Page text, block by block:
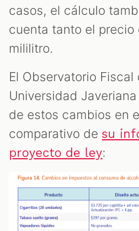
casos, el cálculo
cuenta tanto el
mililitro.
El Observatorio
Universidad
de estos cambios en
comparativo desu
proyecto de ley: